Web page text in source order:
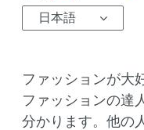
日本語
ファッションが大
ファッションの達
分かります。他の